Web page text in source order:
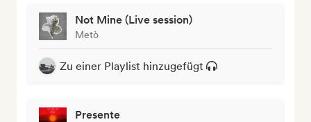
Not Mine (Live session)
Metò
Zu einer Playlist hinzugefügt
Presente